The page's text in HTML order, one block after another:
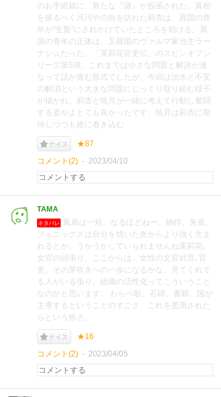
のお手紙箱に、新たな『謎』が投函された。真相
を探るべく河川やの街を訪れた莉杏は、異国の青
年が“生贄”にされかけていたところを助ける。異
国の青年の正体は、叉羅国のヴァルマ家当主ラー
ナシュだった。「茉莉花官吏伝」のスピンオフシ
リーズ第5弾。これまでは小さな問題と解決が連
なって話が進む形式でしたが、今回は治水と不安
の解消という大きな問題にじっくり取り組む様子
が描かれ、莉杏と暁月が一緒に考えて行動し奮闘
する姿がよとても良かったです。暁月は莉杏に期
待しつつも政に巻き込む
ナイス ★87
コメント(2) 2023/04/10
TAMA
ネタバレ
鳳凰は一対。なるほどねー、納得。朱雀、
フェニックスは自分を焼いた炎からより強く生ま
れるとか。うかうかしていられませんね茉莉花。
女官の頑張り、ここからは、女性の文官武官､官
吏。その芽吹きへの一歩になるかな。見てくれて
る人がいる張り。組織の活性化ってこういうこと
なのかと思います。 わらべ歌、石碑、書籍。国が
主導するということのすごさ、これを悪用された
らという怖さ。
ナイス ★16
コメント(2) 2023/04/05